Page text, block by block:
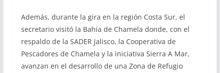
Además, durante la gira en la región Costa Sur, el
secretario visitó la Bahía de Chamela donde, con el
respaldo de la SADER Jalisco, la Cooperativa de
Pescadores de Chamela y la iniciativa Sierra A Mar,
avanzan en el desarrollo de una Zona de Refugio